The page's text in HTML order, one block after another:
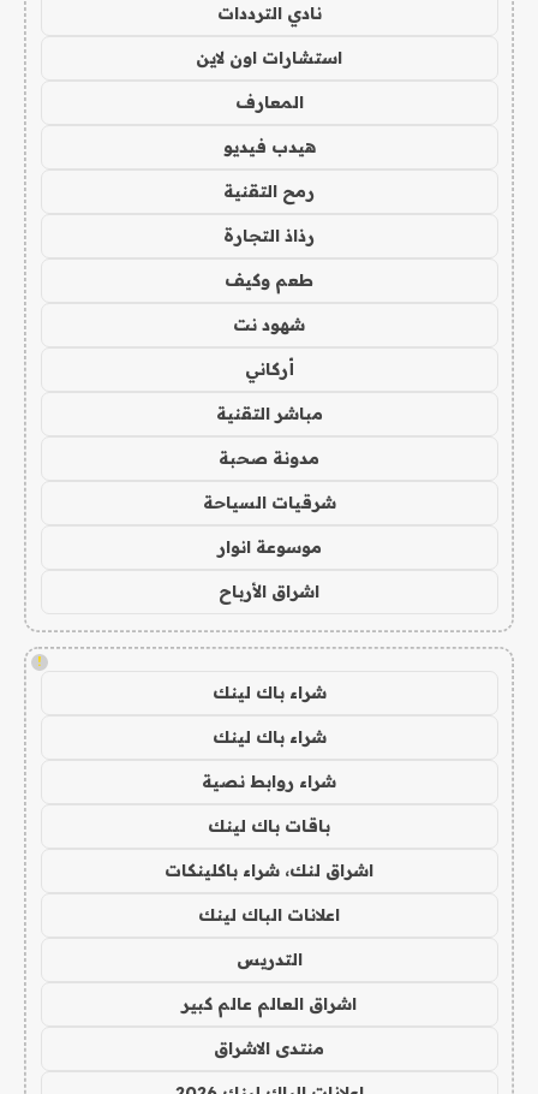
نادي الترددات
استشارات اون لاين
المعارف
هيدب فيديو
رمح التقنية
رذاذ التجارة
طعم وكيف
شهود نت
أركاني
مباشر التقنية
مدونة صحبة
شرقيات السياحة
موسوعة انوار
اشراق الأرباح
!
شراء باك لينك
شراء باك لينك
شراء روابط نصية
باقات باك لينك
اشراق لنك، شراء باكلينكات
اعلانات الباك لينك
التدريس
اشراق العالم عالم كبير
منتدى الاشراق